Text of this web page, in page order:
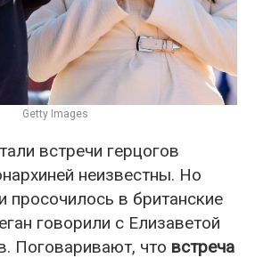
Getty Images
встречи герцогов
неизвестны. Но
просочилось в британские
говорили с Елизаветой
Поговаривают, что встреча